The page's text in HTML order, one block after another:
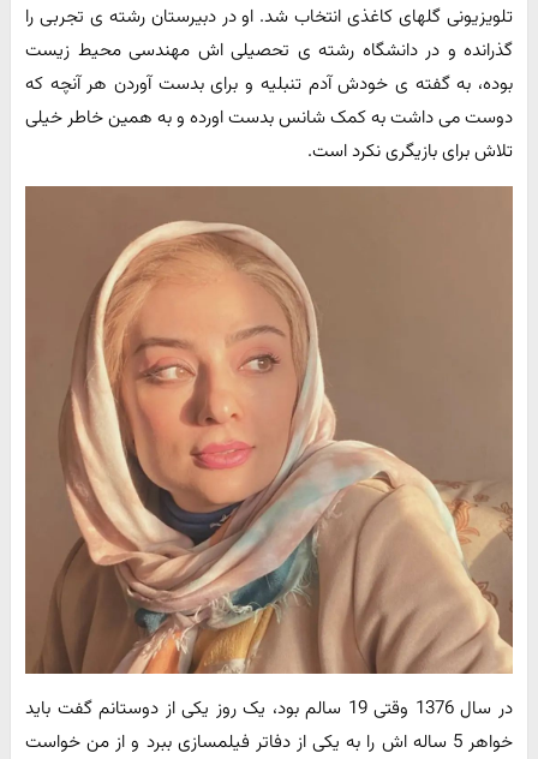
تلویزیونی گلهای کاغذی انتخاب شد. او در دبیرستان رشته ی تجربی را
گذرانده و در دانشگاه رشته ی تحصیلی اش مهندسی محیط زیست
بوده، به گفته ی خودش آدم تنبلیه و برای بدست آوردن هر آنچه که
دوست می داشت به کمک شانس بدست اورده و به همین خاطر خیلی
تلاش برای بازیگری نکرد است.
در سال 1376 وقتی 19 سالم بود، یک روز یکی از دوستانم گفت باید
خواهر 5 ساله اش را به یکی از دفاتر فیلمسازی ببرد و از من خواست